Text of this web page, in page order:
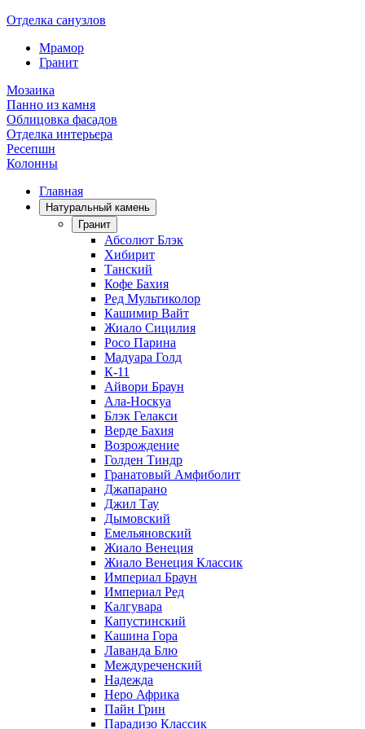
Отделка санузлов
Мрамор
Гранит
Мозаика
Панно из камня
Облицовка фасадов
Отделка интерьера
Ресепшн
Колонны
Главная
Натуральный камень
Гранит
Абсолют Блэк
Хибирит
Танский
Кофе Бахия
Ред Мультиколор
Кашимир Вайт
Жиало Сицилия
Росо Парина
Мадуара Голд
К-11
Айвори Браун
Ала-Носкуа
Блэк Гелакси
Верде Бахия
Возрождение
Голден Тиндр
Гранатовый Амфиболит
Джапарано
Джил Тау
Дымовский
Емельяновский
Жиало Венеция
Жиало Венеция Классик
Империал Браун
Империал Ред
Калгувара
Капустинский
Кашина Гора
Лаванда Блю
Междуреченский
Надежда
Неро Африка
Пайн Грин
Парадизо Классик